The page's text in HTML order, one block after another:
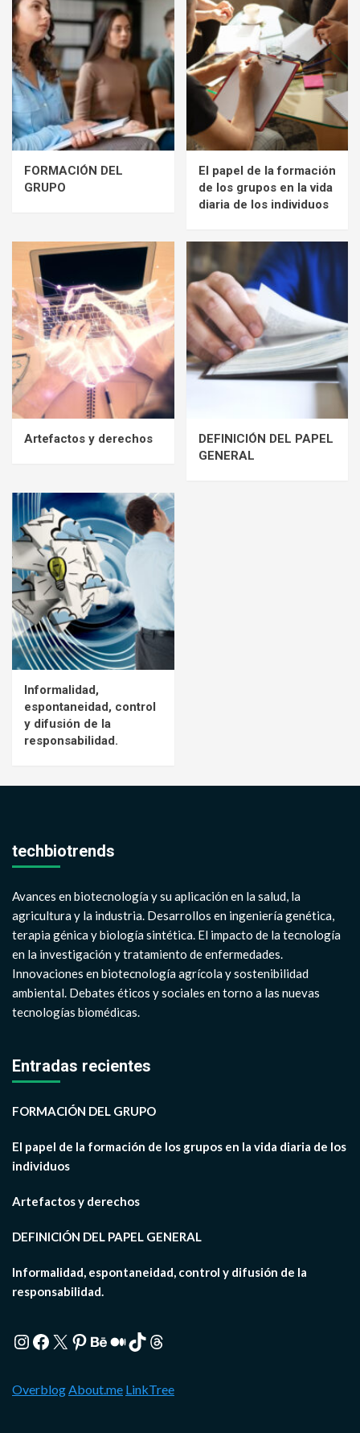
FORMACIÓN DEL
GRUPO
El papel de la formación
de los grupos en la vida
diaria de los individuos
Artefactos y derechos
DEFINICIÓN DEL PAPEL
GENERAL
Informalidad,
espontaneidad, control
y difusión de la
responsabilidad.
techbiotrends
Avances en biotecnología y su aplicación en la salud, la
agricultura y la industria. Desarrollos en ingeniería genética,
terapia génica y biología sintética. El impacto de la tecnología
en la investigación y tratamiento de enfermedades.
Innovaciones en biotecnología agrícola y sostenibilidad
ambiental. Debates éticos y sociales en torno a las nuevas
tecnologías biomédicas.
Entradas recientes
FORMACIÓN DEL GRUPO
El papel de la formación de los grupos en la vida diaria de los
individuos
Artefactos y derechos
DEFINICIÓN DEL PAPEL GENERAL
Informalidad, espontaneidad, control y difusión de la
responsabilidad.
Instagram
Facebook
X Pinterest
Behance
Medium
TikTokThreads
OverblogAbout.me LinkTree